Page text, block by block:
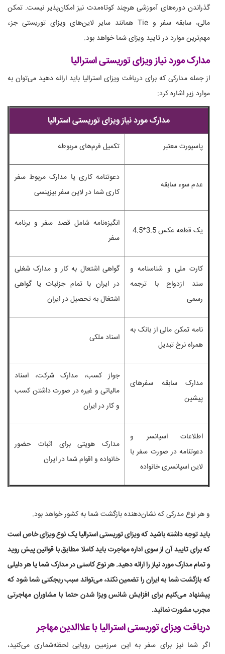
گذراندن دوره‌های آموزشی هرچند کوتاه‌مدت نیز امکان‌پذیر نیست. تمکن
مالی، سابقه سفر و Tie همانند سایر لاین‌های ویزای توریستی جزء
مهم‌ترین موارد در تایید ویزای شما خواهد بود.
مدارک مورد نیاز ویزای توریستی استرالیا
از جمله مدارکی که برای دریافت ویزای استرالیا باید ارائه دهید می‌توان به
موارد زیر اشاره کرد:
مدارک مورد نیاز ویزای توریستی استرالیا
پاسپورت معتبر تکمیل فرم‌های مربوطه
عدم سوء سابقه
دعوتنامه کاری یا مدارک مربوط سفر
کاری شما در لاین سفر بیزینسی
یک قطعه عکس 3.5*4.5
انگیزه‌نامه شامل قصد سفر و برنامه
سفر
کارت ملی و شناسنامه و
سند ازدواج با ترجمه
رسمی
گواهی اشتعال به کار و مدارک شغلی
در ایران با تمام جزئیات یا گواهی
اشتغال به تحصیل در ایران
نامه تمکن مالی از بانک به
همراه نرخ تبدیل
اسناد ملکی
مدارک سابقه سفرهای
پیشین
جواز کسب، مدارک شرکت، اسناد
مالیاتی و غیره در صورت داشتن کسب
و کار در ایران
اطلاعات اسپانسر و
دعوتنامه در صورت سفر با
لاین اسپانسری خانواده
مدارک هویتی برای اثبات حضور
خانواده و اقوام شما در ایران
و هر نوع مدرکی که نشان‌دهنده بازگشت شما به کشور خواهد بود.
باید توجه داشته باشید که ویزای توریستی استرالیا یک نوع ویزای خاص است
که برای تایید آن از سوی اداره مهاجرت باید کاملا مطابق با قوانین پیش روید
و تمام مدارک مورد نیاز را ارائه دهید. هر نوع کاستی در مدارک شما یا هر دلیلی
که بازگشت شما به ایران را تضمین نکند، می‌تواند سبب ریجکتی شما شود که
پیشنهاد می‌کنیم برای افزایش شانس ویزا شدن حتما با مشاوران مهاجرتی
مجرب مشورت نمائید.
دریافت ویزای توریستی استرالیا با علاالدین مهاجر
اگر شما نیز برای سفر به این سرزمین رویایی لحظه‌شماری می‌کنید،